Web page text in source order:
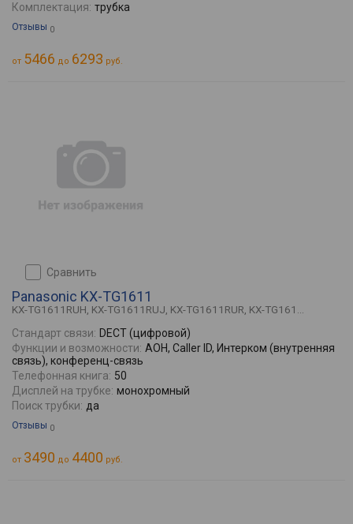
Комплектация: трубка
Отзывы 0
от 5466 до 6293 руб.
сравнить
Panasonic KX-TG1611
KX-TG1611RUH, KX-TG1611RUJ, KX-TG1611RUR, KX-TG161...
Стандарт связи: DECT (цифровой)
Функции и возможности: АОН, Caller ID, Интерком (внутренняя
связь), конференц-связь
Телефонная книга: 50
Дисплей на трубке: монохромный
Поиск трубки: да
Отзывы 0
от 3490 до 4400 руб.